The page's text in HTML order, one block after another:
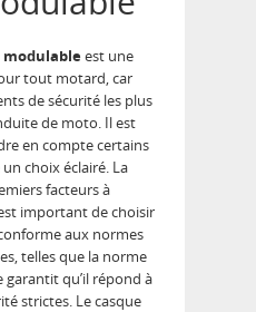
modulableest une
tout motard, car
de sécurité les plus
de moto. Il est
en compte certains
choix éclairé. La
facteurs à
important de choisir
aux normes
telles que la norme
garantit qu’il répond à
strictes. Le casque